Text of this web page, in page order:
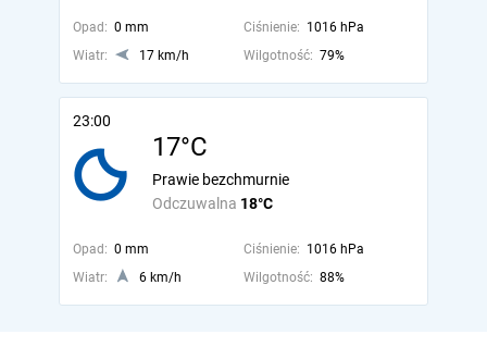
Opad: 0 mm Ciśnienie: 1016 hPa
Wiatr:
17 km/h Wilgotność: 79%
23:00
17°C
Odczuwalna 18°C
Prawie bezchmurnie
Opad: 0 mm Ciśnienie: 1016 hPa
Wiatr:
6 km/h Wilgotność: 88%